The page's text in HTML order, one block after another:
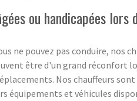
ou handicapées
ne pouvez pas conduire, nos
être d'un grand réconfort
Nos chauffeurs
équipements et véhicules